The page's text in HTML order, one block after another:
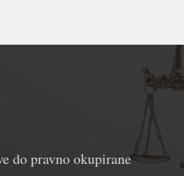
do pravno okupirane